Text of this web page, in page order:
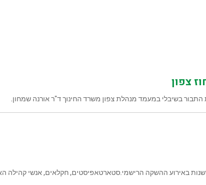
צפון
בשיבלי במעמד מנהלת צפון משרד החינוך ד"ר אורנה שמחון.
באירוע ההשקה הרישמי.סטארטאפיסטים, חקלאים, אנשי קהילה